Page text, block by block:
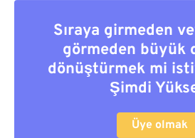
Sıraya girmeden
görmeden büyük
dönüştürmek mi
Şimdi
Üye olmak